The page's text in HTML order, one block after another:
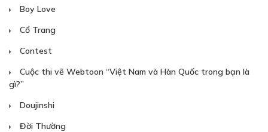
Boy Love
Cổ Trang
Contest
Cuộc thi vẽ Webtoon “Việt Nam và Hàn Quốc trong bạn là
gì?”
Doujinshi
Đời Thường